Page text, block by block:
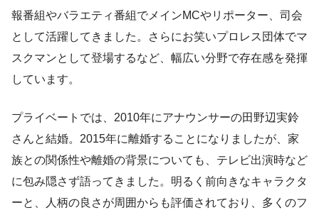
報番組やバラエティ番組でメインMCやリポーター、司会
として活躍してきました。さらにお笑いプロレス団体でマ
スクマンとして登場するなど、幅広い分野で存在感を発揮
しています。
プライベートでは、2010年にアナウンサーの田野辺実鈴
さんと結婚。2015年に離婚することになりましたが、家
族との関係性や離婚の背景についても、テレビ出演時など
に包み隠さず語ってきました。明るく前向きなキャラクタ
ーと、人柄の良さが周囲からも評価されており、多くのフ